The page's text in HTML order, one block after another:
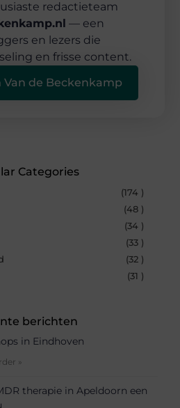
redactieteam
— een
en lezers die
en frisse content.
Van de Beckenkamp
Categories
(174 )
(48 )
(34 )
(33 )
(32 )
(31 )
berichten
in Eindhoven
»
therapie in Apeldoorn een